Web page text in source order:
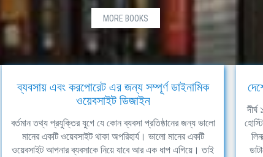
MORE BOOKS
ব্যবসায় এবং করপোরেট এর জন্য সম্পূর্ণ ডাইনামিক
ওয়েবসাইট ডিজাইন
বর্তমান তথ্য প্রযুক্তির যুগে যে কোন ব্যবসা প্রতিষ্ঠানের জন্য ভালো
মানের একটি ওয়েবসাইট থাকা অপরিহার্য। ভালো মানের একটি
ওয়েবসাইট আপনার ব্যবসাকে নিয়ে যাবে আর এক ধাপ এগিয়ে। তাই